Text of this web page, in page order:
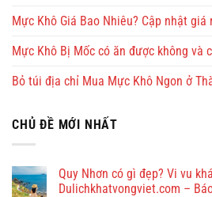
Mực Khô Giá Bao Nhiêu? Cập nhật
Mực Khô Bị Mốc có ăn được không và
Bỏ túi địa chỉ Mua Mực Khô Ngon ở
CHỦ ĐỀ MỚI NHẤT
Quy Nhơn có gì đẹp? Vi vu
Dulichkhatvongviet.com –